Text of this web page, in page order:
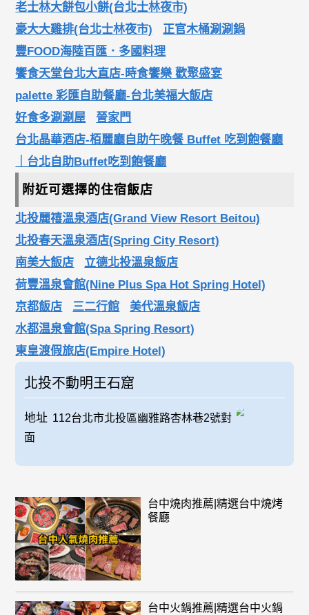
老士林大餅包小餅(台北士林夜市)
豪大大雞排(台北士林夜市)
正官木桶涮涮鍋
豐FOOD海陸百匯．多國料理
饗食天堂台北大直店-時食饗樂 歡聚盛宴
palette 彩匯自助餐廳-台北美福大飯店
好食多涮涮屋
晉家門
台北晶華酒店-栢麗廳自助午晚餐 Buffet 吃到飽餐廳
｜台北自助Buffet吃到飽餐廳
附近可選擇的住宿飯店
北投麗禧溫泉酒店(Grand View Resort Beitou)
北投春天溫泉酒店(Spring City Resort)
南美大飯店
立德北投溫泉飯店
荷豐溫泉會館(Nine Plus Spa Hot Spring Hotel)
京都飯店
三二行館
美代溫泉飯店
水都温泉會館(Spa Spring Resort)
東皇渡假旅店(Empire Hotel)
北投不動明王石窟
地址 112台北市北投區幽雅路杏林巷2號對
面
台中燒肉推薦|精選台中燒烤
餐廳
台中火鍋推薦|精選台中火鍋